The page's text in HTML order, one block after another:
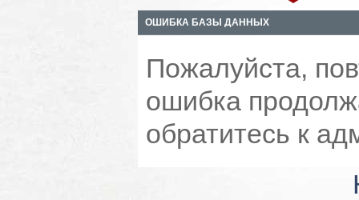
ОШИБКА БАЗЫ ДАННЫХ
Пожалуйста,
ошибка
обратитесь к